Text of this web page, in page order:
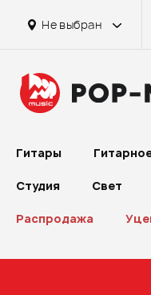
Не выбран
Гитары
Студия Свет
Распродажа